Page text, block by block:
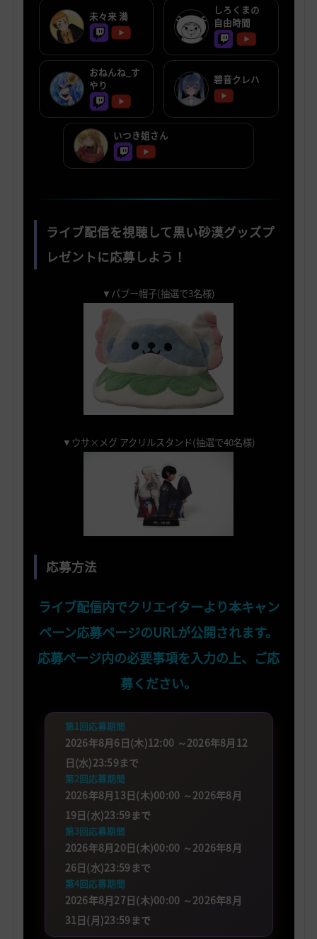
未々来 満
しろくまの
自由時間
おねんね_す
やり
碧音クレハ
いつき姐さん
ライブ配信を視聴して黒い砂漠グッズプ
レゼントに応募しよう！
▼パプー帽子(抽選で3名様)
▼ウサ×メグ アクリルスタンド(抽選で40名様)
応募方法
ライブ配信内でクリエイターより本キャン
ペーン応募ページのURLが公開されます。
応募ページ内の必要事項を入力の上、ご応
募ください。
第1回応募期間
2026年8月6日(木)12:00 ～2026年8月12
日(水)23:59まで
第2回応募期間
2026年8月13日(木)00:00 ～2026年8月
19日(水)23:59まで
第3回応募期間
2026年8月20日(木)00:00 ～2026年8月
26日(水)23:59まで
第4回応募期間
2026年8月27日(木)00:00 ～2026年8月
31日(月)23:59まで